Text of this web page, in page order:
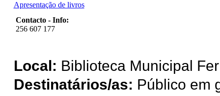
Apresentação de livros
Contacto - Info:
256 607 177
Local: Biblioteca Municipal
Destinatários/as: Público em